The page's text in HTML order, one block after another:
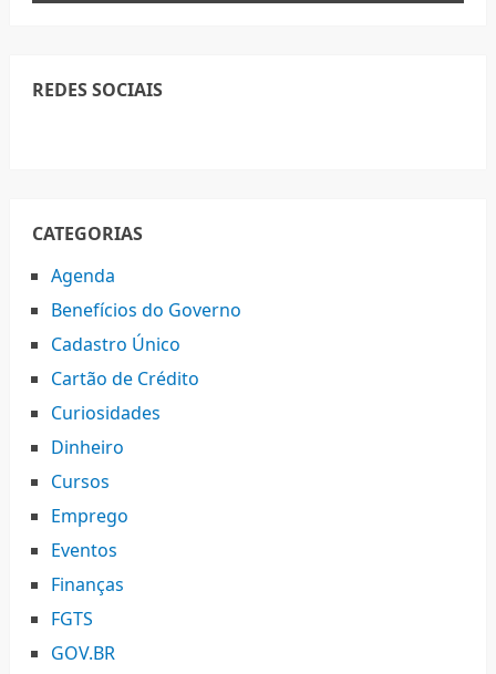
REDES SOCIAIS
CATEGORIAS
Agenda
Benefícios do Governo
Cadastro Único
Cartão de Crédito
Curiosidades
Dinheiro
Cursos
Emprego
Eventos
Finanças
FGTS
GOV.BR